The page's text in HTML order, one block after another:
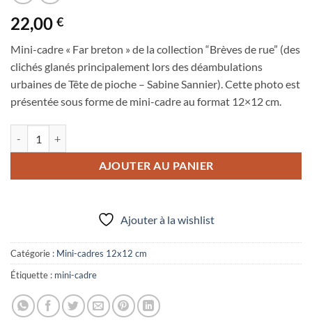
22,00 €
Mini-cadre « Far breton » de la collection “Brèves de rue” (des
clichés glanés principalement lors des déambulations
urbaines de Tête de pioche – Sabine Sannier). Cette photo est
présentée sous forme de mini-cadre au format 12×12 cm.
AJOUTER AU PANIER
Ajouter à la wishlist
Catégorie : Mini-cadres 12x12 cm
Étiquette : mini-cadre